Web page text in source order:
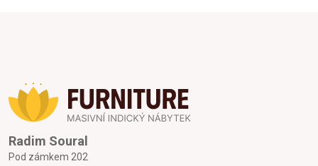
Radim Soural
Pod zámkem 202